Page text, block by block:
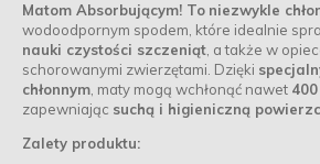
Matom Absorbującym! To niezwykle
wodoodpornym spodem, które idealnie
nauki czystości szczeniąt , a także w
schorowanymi zwierzętami. Dzięki
chłonnym , maty mogą wchłonąć nawet
zapewniając suchą i higieniczną
Zalety produktu: